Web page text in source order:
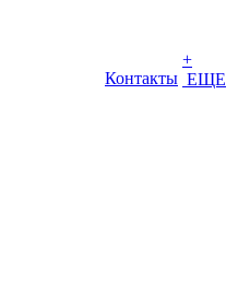
Контакты
+
ЕЩЕ